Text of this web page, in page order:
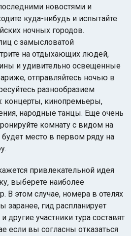
новостями и
куда-нибудь и испытайте
ночных городов.
с замысловатой
на отдыхающих людей,
и удивительно освещенные
отправляйтесь ночью в
разнообразием
концерты, кинопремьеры,
народные танцы. Еще очень
комнату с видом на
будет место в первом ряду на
привлекательной идея
выберете наиболее
В этом случае, номера в отелях
заранее, гид распланирует
другие участники тура составят
если вы согласны отказаться